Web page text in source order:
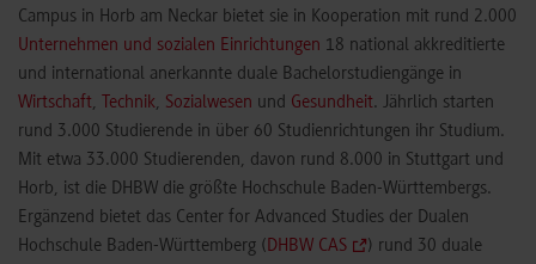
Campus in Horb am Neckar bietet sie in Kooperation mit rund 2.000
Unternehmen und sozialen Einrichtungen 18 national akkreditierte
und international anerkannte duale Bachelorstudiengänge in
Wirtschaft, Technik, Sozialwesen und Gesundheit. Jährlich starten
rund 3.000 Studierende in über 60 Studienrichtungen ihr Studium.
Mit etwa 33.000 Studierenden, davon rund 8.000 in Stuttgart und
Horb, ist die DHBW die größte Hochschule Baden-Württembergs.
Ergänzend bietet das Center for Advanced Studies der Dualen
Hochschule Baden-Württemberg (DHBW CAS
) rund 30 duale